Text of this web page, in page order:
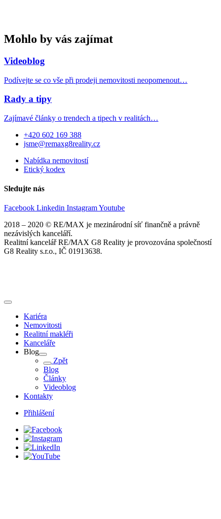
Mohlo by vás zajímat
Videoblog
Podívejte se co vše při prodeji nemovitosti neopomenout…
Rady a tipy
Zajímavé články o trendech a tipech v realitách…
+420 602 169 388
jsme@remaxg8reality.cz
Nabídka nemovitostí
Etický kodex
Sledujte nás
Facebook Linkedin InstagramYoutube
2018 – 2020 © RE/MAX je mezinárodní síť finančně a právně
nezávislých kanceláří.
Realitní kancelář RE/MAX G8 Reality je provozována společností
G8 Reality s.r.o., IČ 01913638.
Kariéra
Nemovitosti
Realitní makléři
Kanceláře
Blog
Zpět
Blog
Články
Videoblog
Kontakty
Přihlášení